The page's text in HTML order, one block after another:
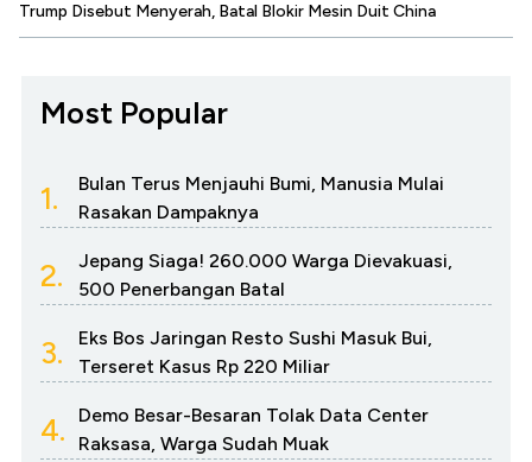
Trump Disebut Menyerah, Batal Blokir Mesin Duit China
Most Popular
1.
Bulan Terus Menjauhi Bumi, Manusia Mulai
Rasakan Dampaknya
2.
Jepang Siaga! 260.000 Warga Dievakuasi,
500 Penerbangan Batal
3.
Eks Bos Jaringan Resto Sushi Masuk Bui,
Terseret Kasus Rp 220 Miliar
4.
Demo Besar-Besaran Tolak Data Center
Raksasa, Warga Sudah Muak